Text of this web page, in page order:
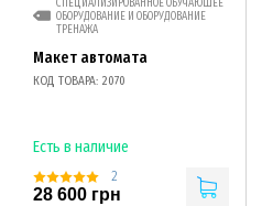
СПЕЦИАЛИЗИРОВАННОЕ ОБУЧАЮЩЕЕ
ОБОРУДОВАНИЕ И ОБОРУДОВАНИЕ
ТРЕНАЖА
Макет автомата
КОД ТОВАРА: 2070
Есть в наличие
2
28 600 грн